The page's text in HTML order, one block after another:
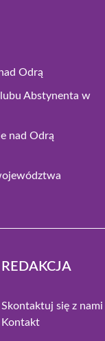
Odrą
Abstynenta w
nad Odrą
REDAKCJA
Skontaktuj się z
Kontakt